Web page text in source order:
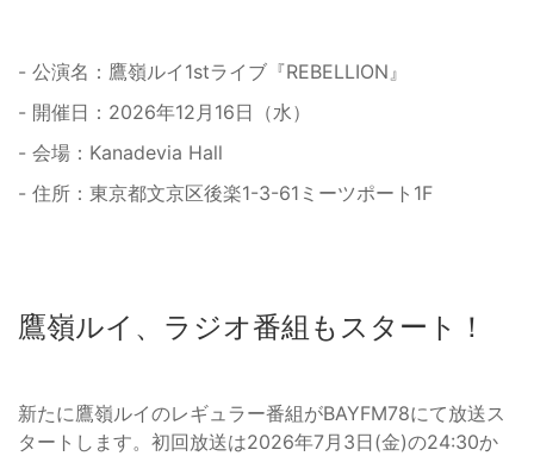
- 公演名：鷹嶺ルイ1stライブ『REBELLION』
- 開催日：2026年12月16日（水）
- 会場：Kanadevia Hall
- 住所：東京都文京区後楽1-3-61ミーツポート1F
鷹嶺ルイ、ラジオ番組もスタート！
新たに鷹嶺ルイのレギュラー番組がBAYFM78にて放送ス
タートします。初回放送は2026年7月3日(金)の24:30か